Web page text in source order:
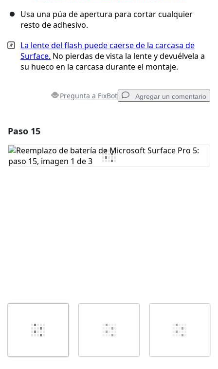
Usa una púa de apertura para cortar cualquier
resto de adhesivo.
La lente del flash puede caerse de la carcasa de
Surface. No pierdas de vista la lente y devuélvela a
su hueco en la carcasa durante el montaje.
Pregunta a FixBot Agregar un comentario
Agregar Comentario
Paso 15